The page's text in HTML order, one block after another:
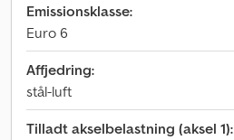
Emissionsklasse:
Euro 6
Affjedring:
stål-luft
Tilladt akselbelastning (aksel 1):